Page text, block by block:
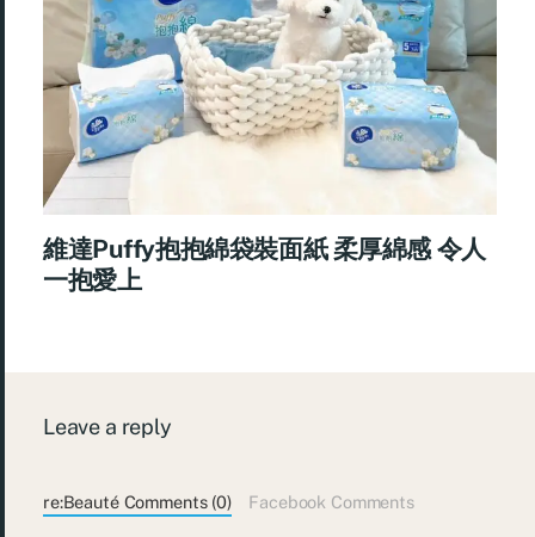
維達Puffy抱抱綿袋裝面紙 柔厚綿感 令人
一抱愛上
Leave a reply
re:Beauté Comments (0) Facebook Comments